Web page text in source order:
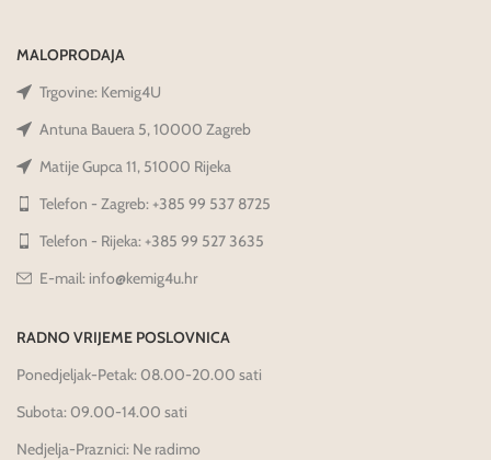
MALOPRODAJA
Trgovine: Kemig4U
Antuna Bauera 5, 10000 Zagreb
Matije Gupca 11, 51000 Rijeka
Telefon - Zagreb: +385 99 537 8725
Telefon - Rijeka: +385 99 527 3635
E-mail: info@kemig4u.hr
RADNO VRIJEME POSLOVNICA
Ponedjeljak-Petak: 08.00-20.00 sati
Subota: 09.00-14.00 sati
Nedjelja-Praznici: Ne radimo